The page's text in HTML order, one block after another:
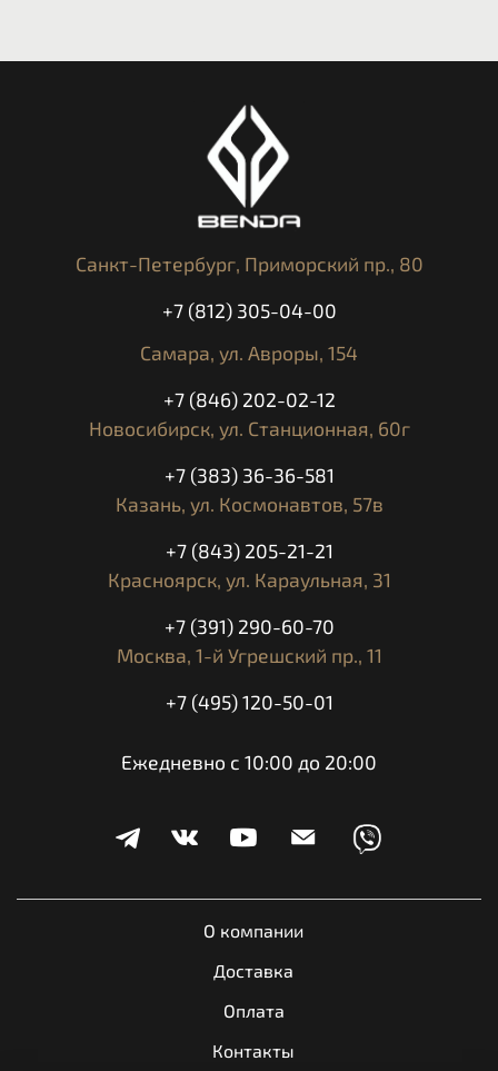
О компании
Доставка
Оплата
Контакты
Санкт-Петербург, Приморский пр., 80
+7 (812) 305-04-00
Самара, ул. Авроры, 154
+7 (846) 202-02-12
Новосибирск, ул. Станционная, 60г
+7 (383) 36-36-581
Казань, ул. Космонавтов, 57в
+7 (843) 205-21-21
Красноярск, ул. Караульная, 31
+7 (391) 290-60-70
Москва, 1-й Угрешский пр., 11
+7 (495) 120-50-01
Ежедневно с 10:00 до 20:00